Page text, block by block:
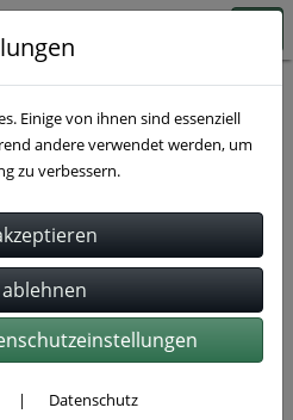
Sortierung wählen
sichere
Einige von ihnen sind essenziell
andere verwendet werden, um
zu verbessern.
| Datenschutz